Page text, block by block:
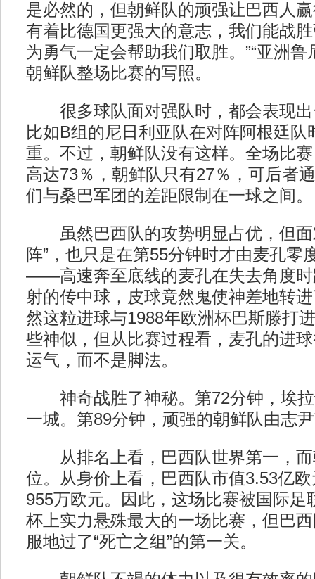
是必然的，但朝鲜队的顽强让巴西人
有着比德国更强大的意志，我们能战
为勇气一定会帮助我们取胜。”“亚洲鲁
朝鲜队整场比赛的写照。
很多球队面对强队时，都会表现出
比如B组的尼日利亚队在对阵阿根廷队
重。不过，朝鲜队没有这样。全场比
高达73％，朝鲜队只有27％，可后者
们与桑巴军团的差距限制在一球之间。
虽然巴西队的攻势明显占优，但面
阵”，也只是在第55分钟时才由麦孔零
——高速奔至底线的麦孔在失去角度时
射的传中球，皮球竟然鬼使神差地转
然这粒进球与1988年欧洲杯巴斯滕打
些神似，但从比赛过程看，麦孔的进
运气，而不是脚法。
神奇战胜了神秘。第72分钟，埃拉
一城。第89分钟，顽强的朝鲜队由志
从排名上看，巴西队世界第一，而
位。从身价上看，巴西队市值3.53亿
955万欧元。因此，这场比赛被国际足
杯上实力悬殊最大的一场比赛，但巴
服地过了“死亡之组”的第一关。